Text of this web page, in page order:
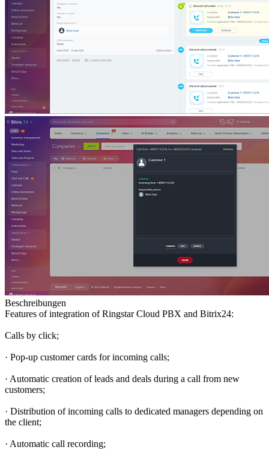
Beschreibungen
Features of integration of Ringstar Cloud PBX and Bitrix24:
Calls by click;
· Pop-up customer cards for incoming calls;
· Automatic creation of leads and deals during a call from new
customers;
· Distribution of incoming calls to dedicated managers depending on
the client;
· Automatic call recording;